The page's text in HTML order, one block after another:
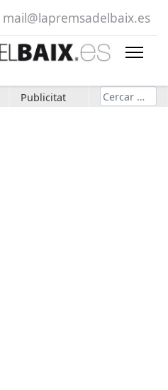
mail@lapremsadelbaix.es
Publicitat Cerca